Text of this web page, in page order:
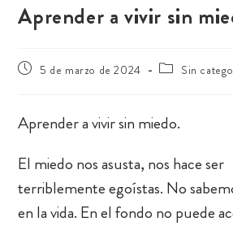
Aprender a vivir sin
5 de marzo de 2024 Sin
Aprender a vivir sin miedo.
El miedo nos asusta, nos hace ser
terriblemente egoístas. No
en la vida. En el fondo no puede